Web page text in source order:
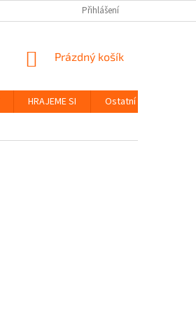
ZÁSADY OCHRANY
Přihlášení
NÁKUPNÍ
Prázdný košík
HRAJEME SI Ostatní